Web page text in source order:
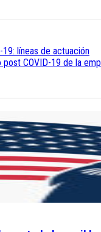
19: líneas de actuación
COVID-19 de la